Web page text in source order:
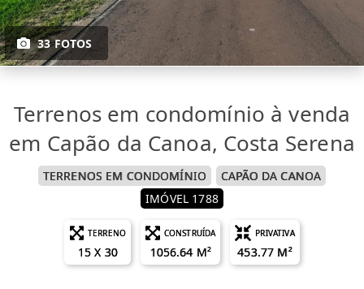
33 FOTOS
Terrenos em condomínio à venda
em Capão da Canoa, Costa Serena
TERRENOS EM CONDOMÍNIO
CAPÃO DA CANOA
IMÓVEL 1788
TERRENO
15 X 30
CONSTRUÍDA
1056.64 M²
PRIVATIVA
453.77 M²